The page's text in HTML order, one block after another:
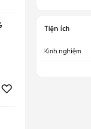
Tiện ích
Kinh nghiệm